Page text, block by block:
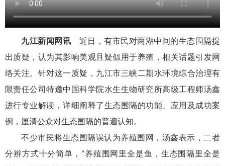
九江新闻网讯 近日，有市民对两湖中间的生态围隔提
出质疑，认为其影响美观且疑似用于养殖，相关话题引发网
络关注。针对这一质疑，九江市三峡二期水环境综合治理有
限责任公司特邀中国科学院水生生物研究所高级工程师汤鑫
进行专业解读，详细阐释了生态围隔的功能、应用及成功案
例，厘清公众对生态围隔的普遍认知。
不少市民将生态围隔误认为养殖围网，汤鑫表示，二者
分辨方式十分简单，“养殖围网里全是鱼，生态围隔里全是